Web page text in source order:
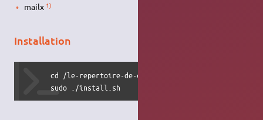
mailx 1)
Installation
      cd /le-repertoire-de-createusers
      sudo ./install.sh